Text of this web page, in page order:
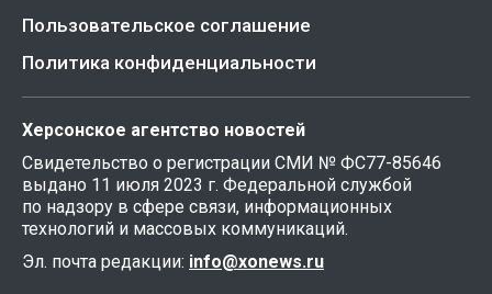
Пользовательское соглашение
Политика конфиденциальности
Херсонское агентство новостей
Свидетельство о регистрации СМИ № ФС77-85646
выдано 11 июля 2023 г. Федеральной службой
по надзору в сфере связи, информационных
технологий и массовых коммуникаций.
Эл. почта редакции: info@xonews.ru